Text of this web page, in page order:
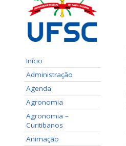
Início
Administração
Agenda
Agronomia
Agronomia –
Curitibanos
Animação